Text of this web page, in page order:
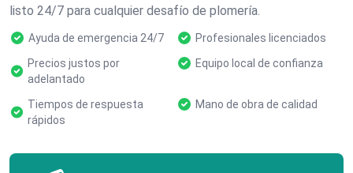
listo 24/7 para cualquier desafío de plomería.
Ayuda de emergencia 24/7
Profesionales licenciados
Precios justos por
adelantado
Equipo local de confianza
Tiempos de respuesta
rápidos
Mano de obra de calidad